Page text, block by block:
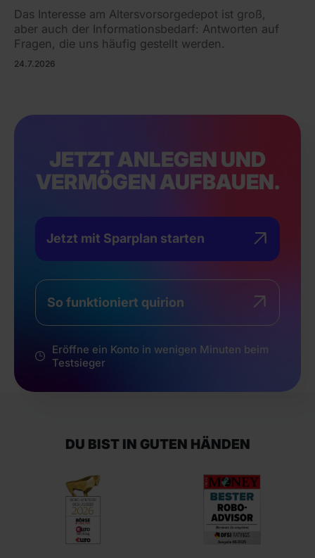
Das Interesse am Altersvorsorgedepot ist groß,
aber auch der Informationsbedarf: Antworten auf
Fragen, die uns häufig gestellt werden.
24.7.2026
JETZT ANLEGEN UND
VERMÖGEN AUFBAUEN.
Jetzt mit Sparplan starten
So funktioniert quirion
Eröffne ein Konto in wenigen Minuten beim
Testsieger
DU BIST IN GUTEN HÄNDEN